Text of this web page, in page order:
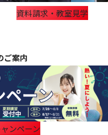
資料請求・教室見学
ご案内
ンペーン